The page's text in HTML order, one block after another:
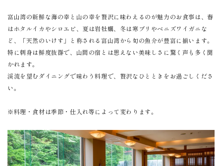
富山湾の新鮮な海の幸と山の幸を贅沢に味わえるのが魅力のお食事は、春
はホタルイカやシロエビ、夏は岩牡蠣、冬は寒ブリやベニズワイガニな
ど、「天然のいけす」と称される富山湾から旬の魚介が豊富に揃います。
特に刺身は鮮度抜群で、山間の宿とは思えない美味しさに驚く声も多く聞
かれます。
渓流を望むダイニングで味わう料理で、贅沢なひとときをお過ごしくださ
い。
※料理・食材は季節・仕入れ等によって変わります。